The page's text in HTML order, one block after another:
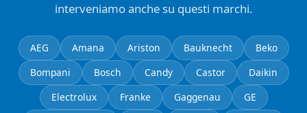
interveniamo anche su questi marchi.
AEG Amana Ariston Bauknecht
Beko
Bompani
Bosch Candy Castor
Daikin
Electrolux
Franke Gaggenau
GE